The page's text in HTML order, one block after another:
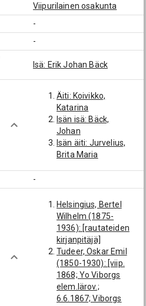
Viipurilainen osakunta
-
-
Isä: Erik Johan Bäck
Äiti: Koivikko,
Katarina
Isän isä: Bäck,
Johan
Isän äiti: Jurvelius,
Brita Maria
-
Helsingius, Bertel
Wilhelm (1875-
1936): [rautateiden
kirjanpitäjä]
Tudeer, Oskar Emil
(1850-1930): [viip.
1868; Yo Viborgs
elem.lärov.;
6.6.1867; Viborgs